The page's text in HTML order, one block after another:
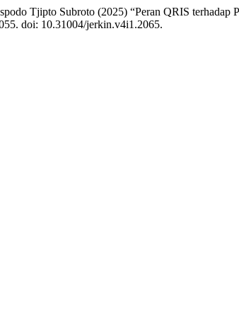
Tjipto Subroto (2025) “Peran QRIS
doi: 10.31004/jerkin.v4i1.2065.